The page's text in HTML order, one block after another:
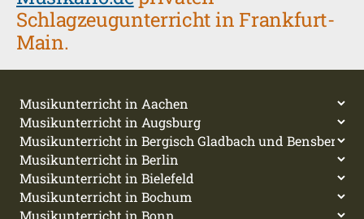
Schlagzeugunterricht in Frankfurt-
Main.